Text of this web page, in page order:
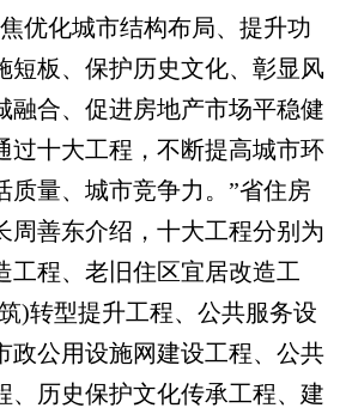
化城市结构布局、提升功
短板、保护历史文化、彰显风
融合、促进房地产市场平稳健
过十大工程，不断提高城市环
质量、城市竞争力。”省住房
周善东介绍，十大工程分别为
工程、老旧住区宜居改造工
)转型提升工程、公共服务设
政公用设施网建设工程、公共
、历史保护文化传承工程、建